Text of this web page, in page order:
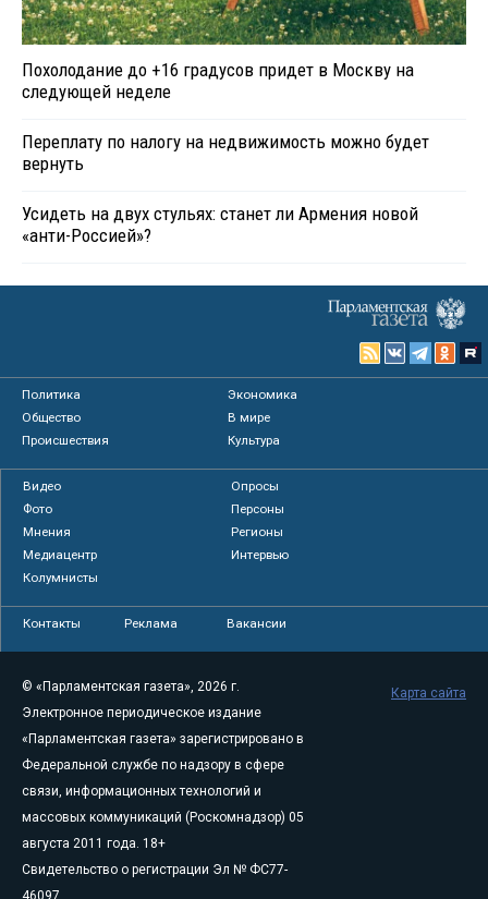
Похолодание до +16 градусов придет в Москву на
следующей неделе
Переплату по налогу на недвижимость можно будет
вернуть
Усидеть на двух стульях: станет ли Армения новой
«анти-Россией»?
Политика
Экономика
Общество
В мире
Происшествия
Культура
Видео
Опросы
Фото
Персоны
Мнения
Регионы
Медиацентр
Интервью
Колумнисты
Контакты Реклама Вакансии
© «Парламентская газета», 2026 г.
Электронное периодическое издание
«Парламентская газета» зарегистрировано в
Федеральной службе по надзору в сфере
связи, информационных технологий и
массовых коммуникаций (Роскомнадзор) 05
августа 2011 года. 18+
Свидетельство о регистрации Эл № ФС77-
Карта сайта